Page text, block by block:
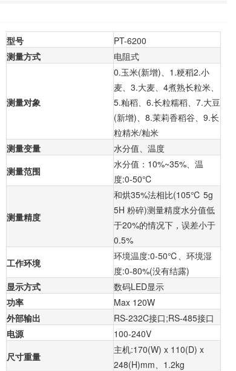
型号
PT-6200
测量方式
电阻式
测量对象
0.玉米(新增)、1.粳稻2.小
麦、3.大麦、4煮熟长粒米、
5.籼稻、6.长粒糯稻、7.大豆
(新增)、8.茉莉香稻谷、9.长
粒精米/籼米
测量变量
水分值、温度
测量范围
水分值：10%~35%、温
度:0-50℃
测量精度
和烘35%法相比(105℃ 5g
5H 粉碎)测量精度水分值低
于20%的情况下，误差小于
0.5%
工作环境
环境温度:0-50℃、环境湿
度:0-80%(没有结露)
显示方式
数码LED显示
功率
Max 120W
外部输出
RS-232C接口;RS-485接口
电源
100-240V
尺寸重量
主机:170(W) x 110(D) x
248(H)mm、1.2kg